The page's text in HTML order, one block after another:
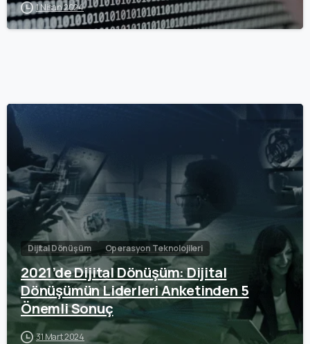
1 Nisan 2024
0
Dijital Dönüşüm Operasyon Teknolojileri
2021’de Dijital Dönüşüm: Dijital
Dönüşümün Liderleri Anketinden 5
Önemli Sonuç
31 Mart 2024